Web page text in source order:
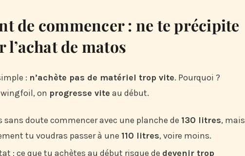
de commencer : ne te précipite
l’achat de matos
: n’achète pas de matériel trop vite. Pourquoi ?
wingfoil, on progresse vite au début.
sans doute commencer avec une planche de 130 litres, mais
tu voudras passer à une 110 litres, voire moins.
: ce que tu achètes au début risque de devenir trop